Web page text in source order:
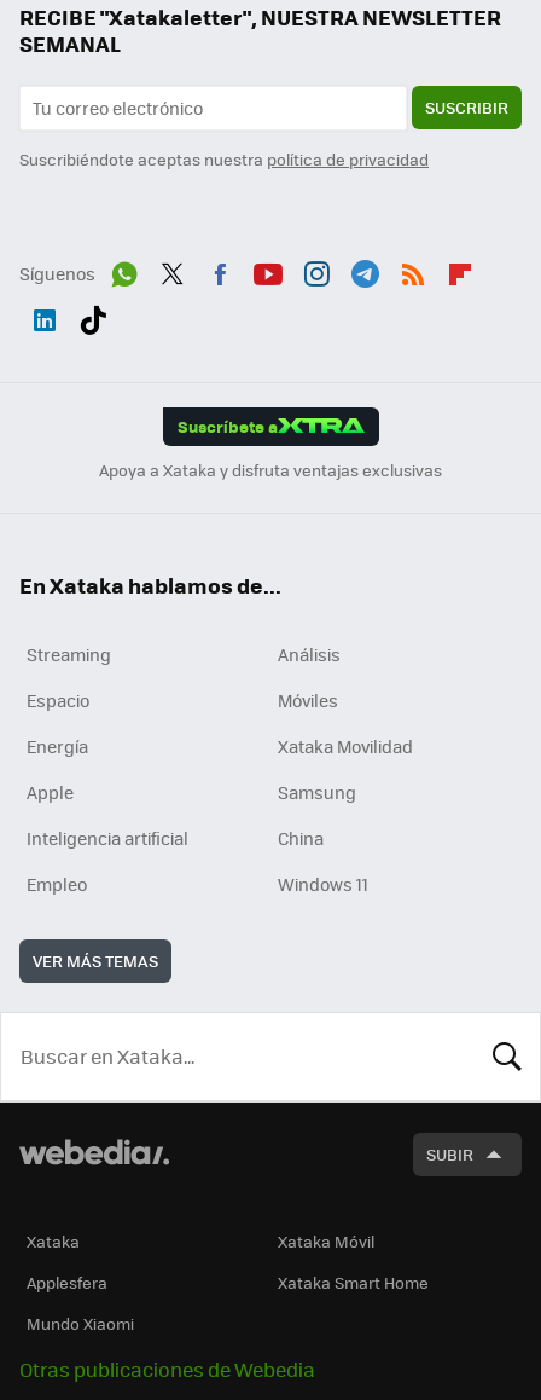
RECIBE "Xatakaletter", NUESTRA NEWSLETTER
SEMANAL
SUSCRIBIR
Suscribiéndote aceptas nuestra política de privacidad
Síguenos
Suscríbete a
Apoya a Xataka y disfruta ventajas exclusivas
En Xataka hablamos de...
Streaming
Análisis
Espacio
Móviles
Energía
Xataka Movilidad
Apple
Samsung
Inteligencia artificial
China
Empleo
Windows 11
VER MÁS TEMAS
SUBIR
Xataka
Xataka Móvil
Applesfera
Xataka Smart Home
Mundo Xiaomi
Otras publicaciones de Webedia